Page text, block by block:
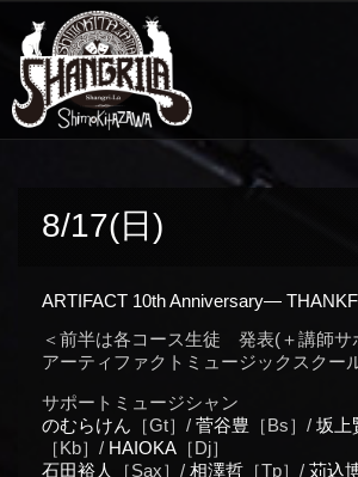
8/17(日)
ARTIFACT 10th Anniversary—
＜前半は各コース生徒 発表(＋講師サ
アーティファクトミュージックスクー
サポートミュージシャン
のむらけん ［Gt］/ 菅谷豊 ［Bs］/ 坂上
［Kb］/ HAIOKA［Dj］
石田裕人
［Sax］/ 相澤哲［Tp］/苅込